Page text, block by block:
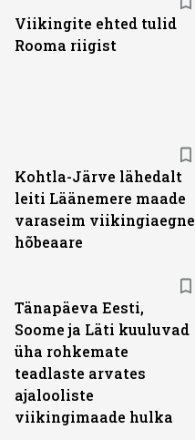
Viikingite ehted tulid
Rooma riigist
Kohtla-Järve lähedalt
leiti Läänemere maade
varaseim viikingiaegne
hõbeaare
Tänapäeva Eesti,
Soome ja Läti kuuluvad
üha rohkemate
teadlaste arvates
ajalooliste
viikingimaade hulka